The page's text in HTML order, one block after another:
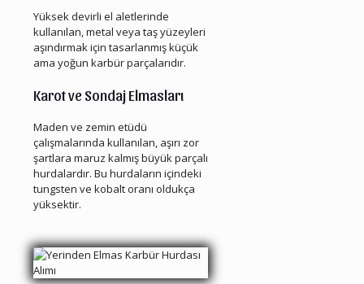
Yüksek devirli el aletlerinde
kullanılan, metal veya taş yüzeyleri
aşındırmak için tasarlanmış küçük
ama yoğun karbür parçalarıdır.
Karot ve Sondaj Elmasları
Maden ve zemin etüdü
çalışmalarında kullanılan, aşırı zor
şartlara maruz kalmış büyük parçalı
hurdalardır. Bu hurdaların içindeki
tungsten ve kobalt oranı oldukça
yüksektir.